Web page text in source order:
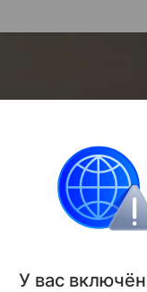
У вас включён